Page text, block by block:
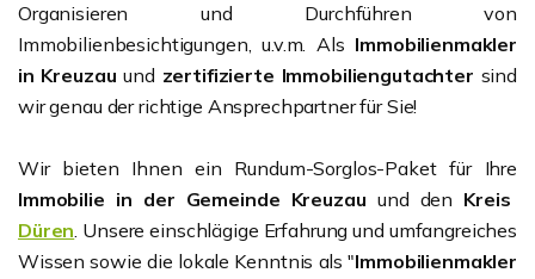
Organisieren und Durchführen von
Immobilienbesichtigungen, u.v.m. Als Immobilienmakler
in Kreuzau und zertifizierte Immobiliengutachter sind
wir genau der richtige Ansprechpartner für Sie!
Wir bieten Ihnen ein Rundum-Sorglos-Paket für Ihre
Immobilie in der Gemeinde Kreuzau und den Kreis
Düren. Unsere einschlägige Erfahrung und umfangreiches
Wissen sowie die lokale Kenntnis als "Immobilienmakler